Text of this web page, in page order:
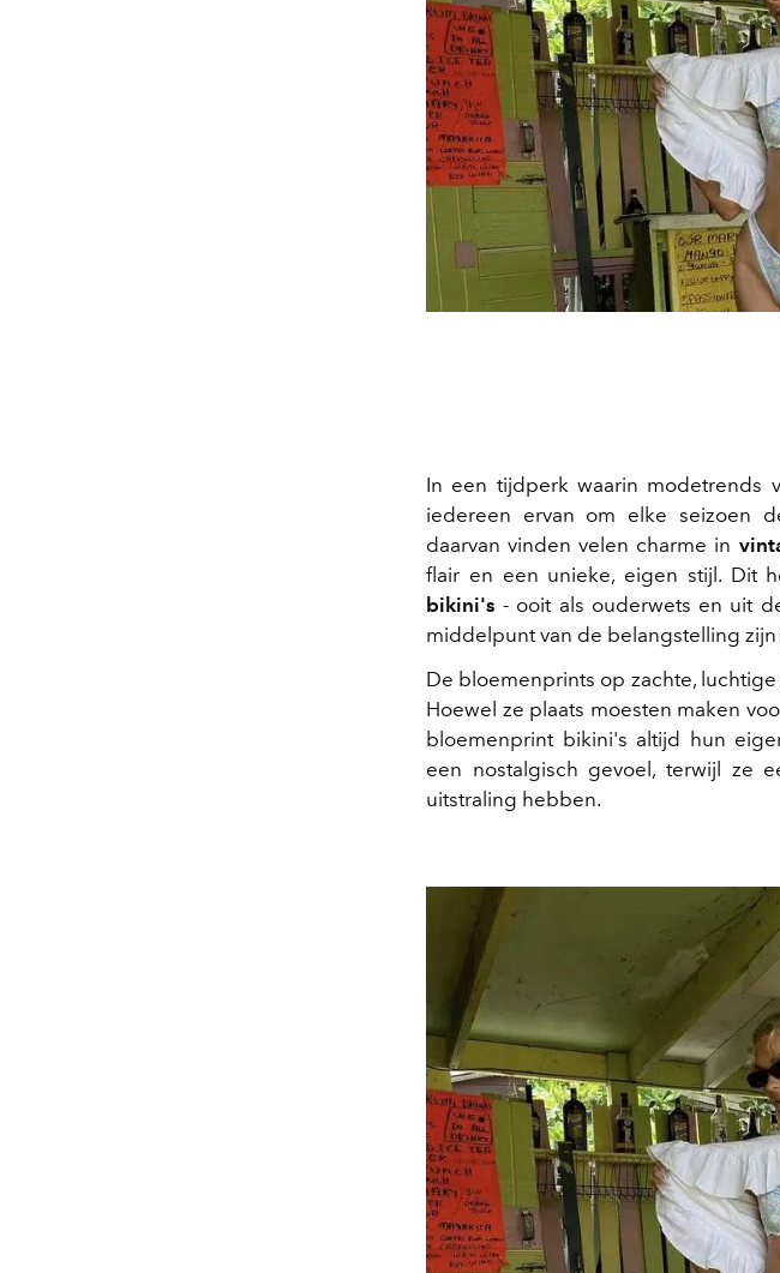
In een tijdperk waarin modetrends
iedereen ervan om elke seizoen
daarvan vinden velen charme in
flair en een unieke, eigen stijl. Dit
bikini's- ooit als ouderwets en uit
middelpunt van de belangstelling
De bloemenprints op zachte,
Hoewel ze plaats moesten maken
bloemenprint bikini's altijd hun
een nostalgisch gevoel, terwijl ze
uitstraling hebben.